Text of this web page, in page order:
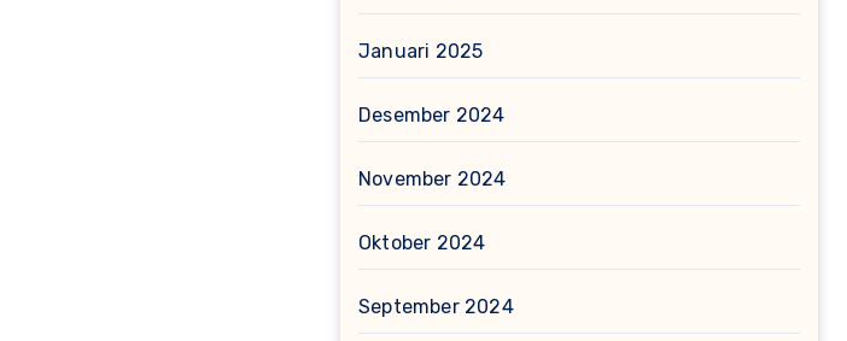
Januari 2025
Desember 2024
November 2024
Oktober 2024
September 2024